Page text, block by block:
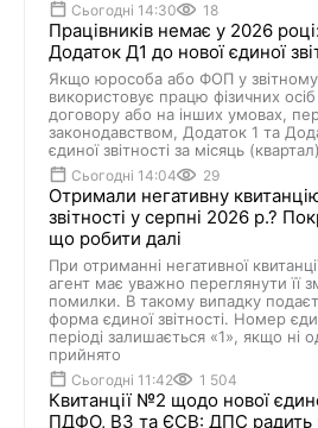
Сьогодні 14:30 18
Працівників немає у 2026
Додаток Д1 до нової єдиної
Якщо юрособа або ФОП у звітному
використовує працю фізичних
договору або на інших умовах,
законодавством, Додаток 1 та
єдиної звітності за місяць
Сьогодні 14:04 29
Отримали негативну
звітності у серпні 2026 р.?
що робити далі
При отриманні негативної
агент має уважно переглянути її
помилки. В такому випадку
форма єдиної звітності. Номер
періоді залишається «1», якщо ні
прийнято
Сьогодні 11:42 1 504
Квитанції №2 щодо нової
ПДФО, ВЗ та ЄСВ: ДПС радить